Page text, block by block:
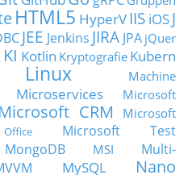
HTML5 HyperVIIS iOSJ
JEE Jenkins JIRA JPA jQuer
KI Kotlin Kryptografie Kubern
Linux
Machine
Microservices
Microsoft
Microsoft CRM
Microsoft
Microsoft Test
MongoDB MSI
Multi-
MySQL
Nano